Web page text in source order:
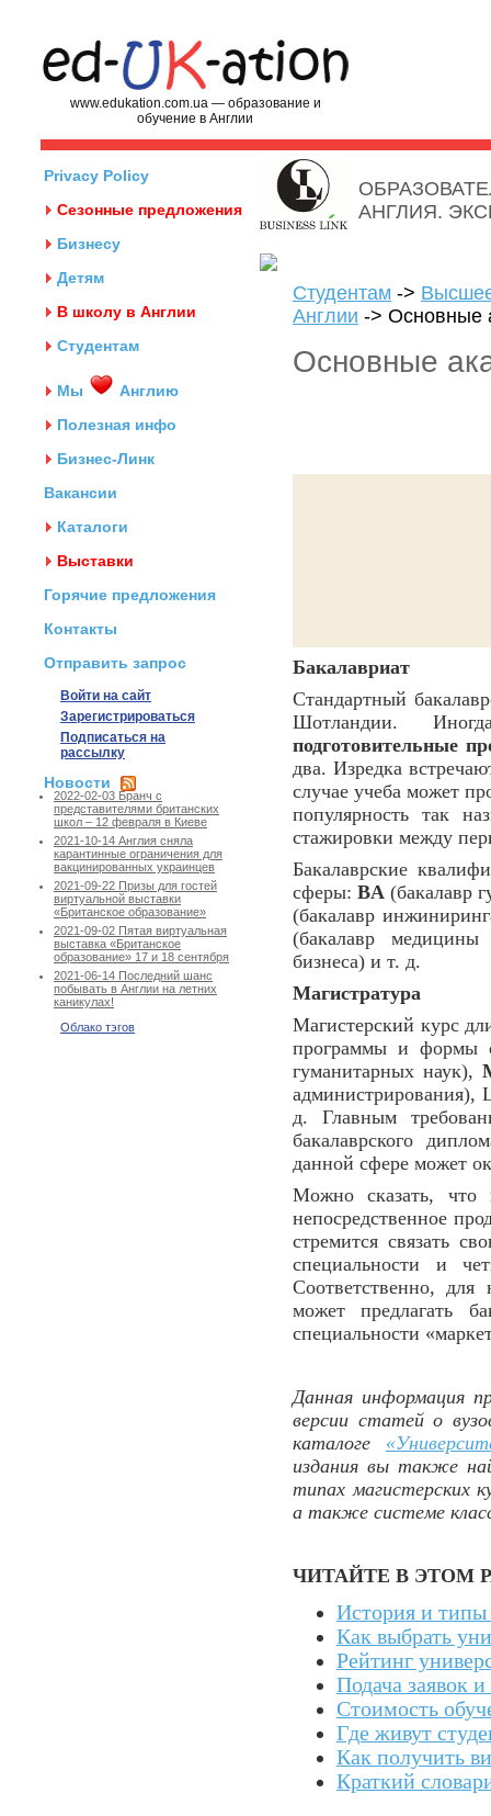
www.edukation.com.ua — образование и
обучение в Англии
Privacy Policy
Сезонные предложения
Бизнесу
Детям
В школу в Англии
Студентам
Мы
Англию
Полезная инфо
Бизнес-Линк
Вакансии
Каталоги
Выставки
Горячие предложения
Контакты
Отправить запрос
Войти на сайт
Зарегистрироваться
Подписаться на
рассылку
Новости
2022-02-03 Бранч с
представителями британских
школ – 12 февраля в Киеве
2021-10-14 Англия сняла
карантинные ограничения для
вакцинированных украинцев
2021-09-22 Призы для гостей
виртуальной выставки
«Британское образование»
2021-09-02 Пятая виртуальная
выставка «Британское
образование» 17 и 18 сентября
2021-06-14 Последний шанс
побывать в Англии на летних
каникулах!
Облако тэгов
АНГЛИЯ.
Студентам ->
Англии -> Основные
Основные
Бакалавриат
Стандартный
Шотландии.
подготовительные
два. Изредка
случае учеба может
популярность так
стажировки между
Бакалаврские
сферы: BA (бакалавр
(бакалавр
(бакалавр
бизнеса) и т. д.
Магистратура
Магистерский курс
программы и формы
гуманитарных наук),
администрирования),
д. Главным
бакалаврского
данной сфере может
Можно сказать, что
непосредственное
стремится связать
специальности и
Соответственно,
может предлагать
специальности
Данная информация
версии статей о
каталоге
издания вы также
типах магистерских
а также системе
ЧИТАЙТЕ В ЭТОМ
История и типы
Как выбрать
Рейтинг
Подача заявок
Стоимость
Где живут
Как получить
Краткий